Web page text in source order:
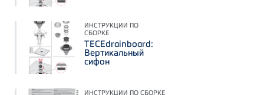
ИНСТРУКЦИИ ПО
СБОРКЕ
TECEdrainboard:
Вертикальный
сифон
ИНСТРУКЦИИ ПО СБОРКЕ